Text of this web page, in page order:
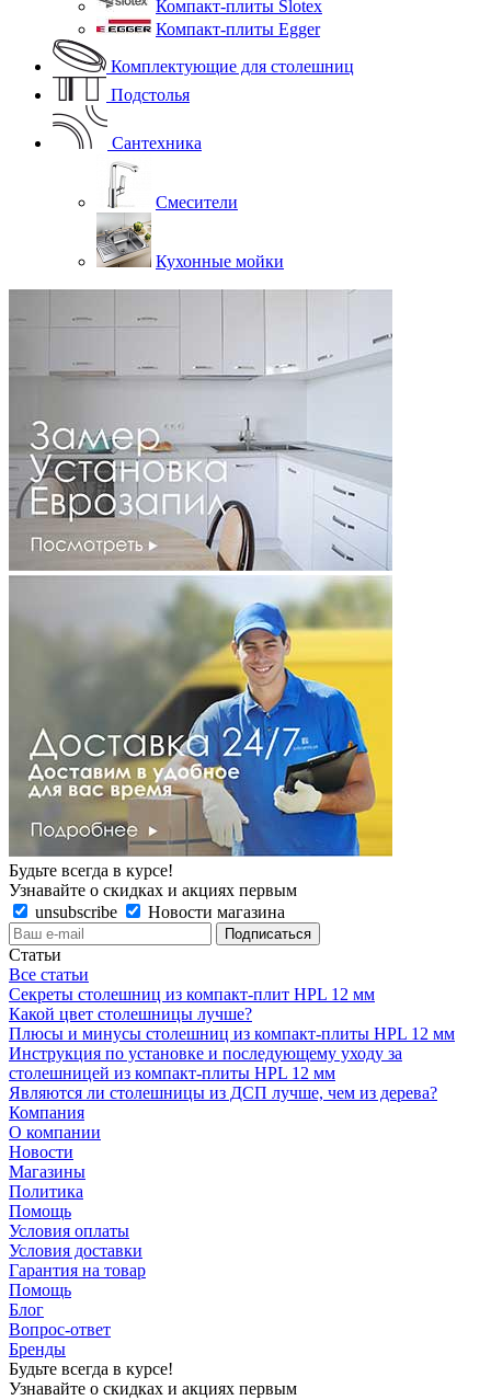
Компакт-плиты Slotex
Компакт-плиты Egger
Комплектующие для столешниц
Подстолья
Сантехника
Смесители
Кухонные мойки
Будьте всегда в курсе!
Узнавайте о скидках и акциях первым
unsubscribe
Новости магазина
Статьи
Все статьи
Секреты столешниц из компакт-плит HPL 12 мм
Какой цвет столешницы лучше?
Плюсы и минусы столешниц из компакт-плиты HPL 12 мм
Инструкция по установке и последующему уходу за
столешницей из компакт-плиты HPL 12 мм
Являются ли столешницы из ДСП лучше, чем из дерева?
Компания
О компании
Новости
Магазины
Политика
Помощь
Условия оплаты
Условия доставки
Гарантия на товар
Помощь
Блог
Вопрос-ответ
Бренды
Будьте всегда в курсе!
Узнавайте о скидках и акциях первым